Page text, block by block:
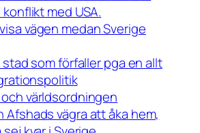
med USA.
vägen medan Sverige
stad som förfaller pga en allt
världsordningen
Afshads vägra att åka hem,